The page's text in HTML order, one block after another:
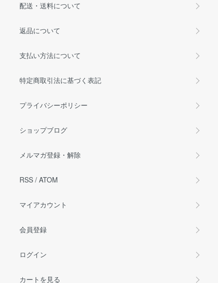
配送・送料について
返品について
支払い方法について
特定商取引法に基づく表記
プライバシーポリシー
ショップブログ
メルマガ登録・解除
RSS / ATOM
マイアカウント
会員登録
ログイン
カートを見る